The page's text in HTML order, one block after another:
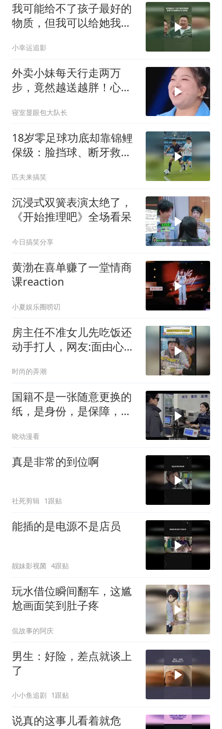
我可能给不了孩子最好的
物质，但我可以给她我百
小幸运追影
外卖小妹每天行走两万
步，竟然越送越胖！心态
寝室显眼包大队长
18岁零足球功底却靠锦鲤
保级：脸挡球、断牙救
匹夫来搞笑
沉浸式双簧表演太绝了，
《开始推理吧》全场看呆
今日搞笑分享
黄渤在喜单赚了一堂情商
课reaction
小夏娱乐圈唠叨
房主任不准女儿先吃饭还
动手打人，网友:面由心生
时尚的弄潮
国籍不是一张随意更换的
纸，是身份，是保障，是
晓动漫看
真是非常的到位啊
社死剪辑 1跟贴
能插的是电源不是店员
靓妹影视菌 4跟贴
玩水借位瞬间翻车，这尴
尬画面笑到肚子疼
侃故事的阿庆
男生：好险，差点就谈上
了
小小鱼追剧 1跟贴
说真的这事儿看着就危